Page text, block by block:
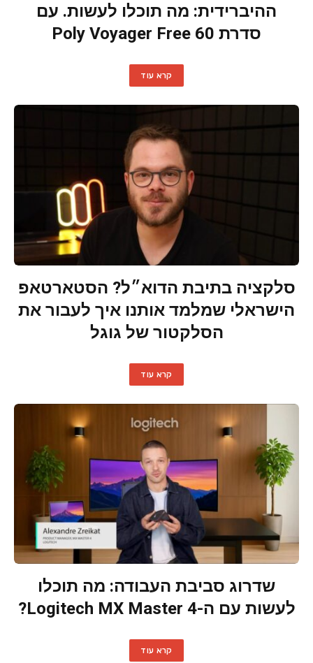
ההיברידית: מה תוכלו לעשות. עם
סדרת Poly Voyager Free 60
קרא עוד
סלקציה בתיבת הדוא״ל? הסטארטאפ
הישראלי שמלמד אותנו איך לעבור את
הסלקטור של גוגל
קרא עוד
שדרוג סביבת העבודה: מה תוכלו
לעשות עם ה-Logitech MX Master 4?
קרא עוד